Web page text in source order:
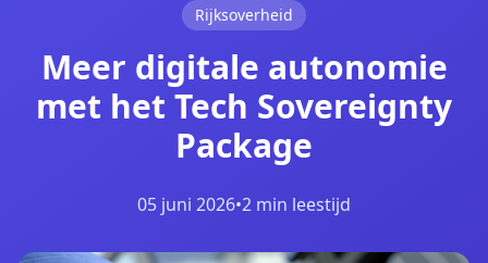
Rijksoverheid
Meer digitale autonomie
met het Tech Sovereignty
Package
05 juni 2026•2 min leestijd